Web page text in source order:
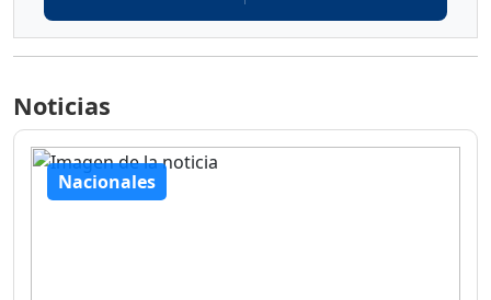
Noticias
Nacionales